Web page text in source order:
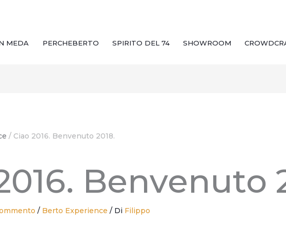
MEDA PERCHEBERTO SPIRITO DEL 74 SHOWROOM
Ciao 2016. Benvenuto 2018.
Benvenuto
/ Berto Experience / Di Filippo